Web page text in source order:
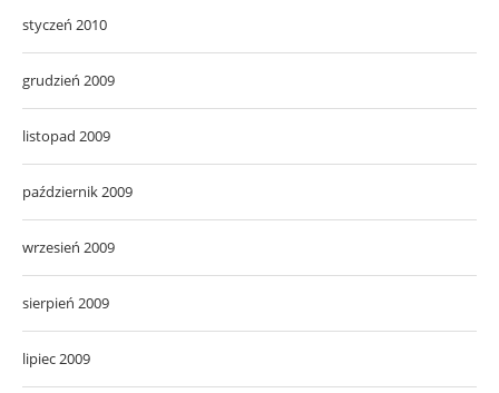
styczeń 2010
grudzień 2009
listopad 2009
październik 2009
wrzesień 2009
sierpień 2009
lipiec 2009